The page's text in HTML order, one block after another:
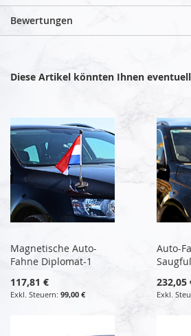
Bewertungen
Diese Artikel könnten Ihnen
Magnetische Auto-
Fahne Diplomat-1
117,81 €
99,00 €
Auto-
232,05